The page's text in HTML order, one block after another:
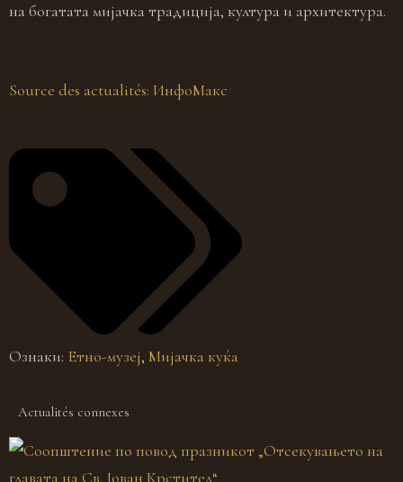
на богатата мијачка традиција, култура и архитектура.
Source des actualités: ИнфоМакс
Ознаки: Етно-музеј, Мијачка куќа
Actualités connexes